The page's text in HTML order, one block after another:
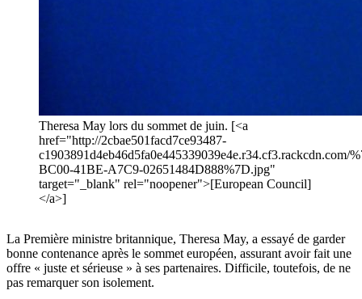
Theresa May lors du sommet de juin. [<a
href="http://2cbae501facd7ce93487-
c1903891d4eb46d5fa0e445339039e4e.r34.cf3.rackcdn.com/
BC00-41BE-A7C9-02651484D888%7D.jpg"
target="_blank" rel="noopener">[European Council]
</a>]
La Première ministre britannique, Theresa May, a essayé de garder
bonne contenance après le sommet européen, assurant avoir fait une
offre « juste et sérieuse » à ses partenaires. Difficile, toutefois, de ne
pas remarquer son isolement.